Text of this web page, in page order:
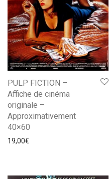
PULP FICTION –
Affiche de cinéma
originale –
Approximativement
40×60
19,00€